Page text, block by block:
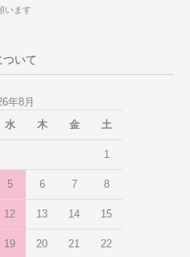
います
いて
年8月
水 木 金 土
1
5 6 7 8
12 13 14 15
19 20 21 22